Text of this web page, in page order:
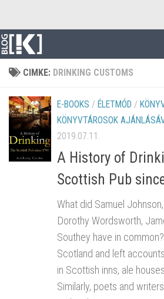
CIMKE: DRINKING CUSTOMS
E-BOOKS / ÉLETMÓD /
KÖNYVTÁROSOK
2019.07.11.
A History of
Scottish Pub
What did Samuel
Dorothy Wordsworth,
Southey have in
Scotland and left
in Scottish inns, ale
Similarly, poets and